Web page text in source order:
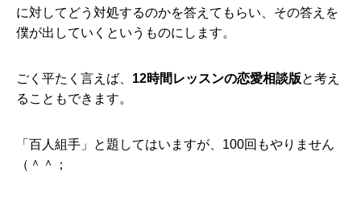
に対してどう対処するのかを答えてもらい、その答えを
僕が出していくというものにします。
ごく平たく言えば、 12時間レッスンの恋愛相談版と考え
ることもできます。
「百人組手」と題してはいますが、100回もやりません
（＾＾；